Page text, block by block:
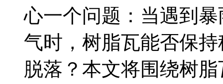
心一个问题：当遇到
气时，树脂瓦能否保
脱落？本文将围绕树